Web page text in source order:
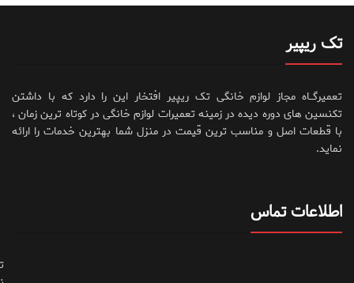
تک ریپیر
تعمیرگــاه مجاز لوازم خانگی تک ریپیر افتخار این را دارد که با داشتن
تکنسین های دوره دیده در زمینه تعمیرات لوازم خانگی در کوتاه ترین زمان ،
با قطعات اصل و مناسب ترین قیمت در منزل شما بهترین خدمات را ارائه
نماید.
اطلاعات تماس